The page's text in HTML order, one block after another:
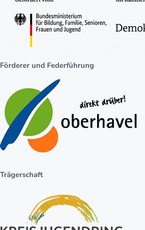
Förderer und Federführung
Trägerschaft